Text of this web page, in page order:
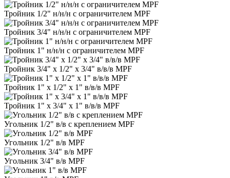
Тройник 1/2" н/н/н с ограничителем MPF
Тройник 3/4" н/н/н с ограничителем MPF
Тройник 1" н/н/н с ограничителем MPF
Тройник 3/4" х 1/2" х 3/4" в/в/в MPF
Тройник 1" х 1/2" х 1" в/в/в MPF
Тройник 1" х 3/4" х 1" в/в/в MPF
Угольник 1/2" в/в с креплением MPF
Угольник 1/2" в/в MPF
Угольник 3/4" в/в MPF